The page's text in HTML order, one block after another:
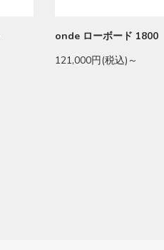
onde ローボード 1800
121,000円(税込)～